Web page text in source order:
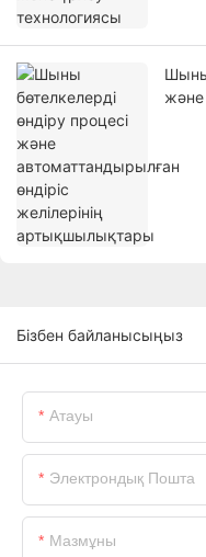
Шыны
және
Бізбен байланысыңыз
Атауы
Электрондық Пошта
Мазмұны